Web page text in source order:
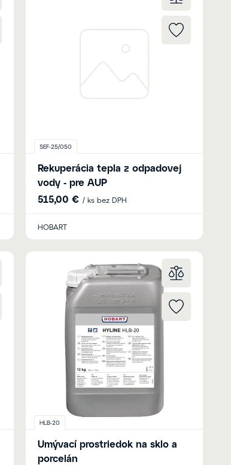
SEF-25/050
Rekuperácia tepla z odpadovej
vody - pre AUP
515,00 € / ks bez DPH
HOBART
HLB-20
Umývací prostriedok na sklo a
porcelán